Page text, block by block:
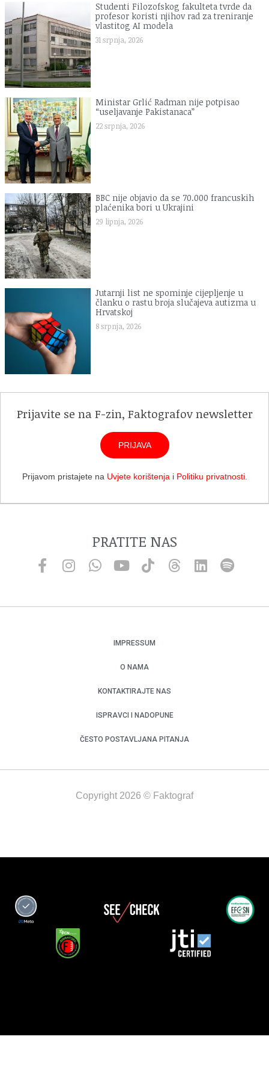
Studenti Filozofskog fakulteta tvrde da
profesor koristi njihov rad za treniranje
vlastitog AI modela
31 srpnja, 2026
Ministar Grlić Radman nije potpisao
“useljavanje Pakistanaca”
22 srpnja, 2026
BBC nije objavio da se 70.000 francuskih
plaćenika bori u Ukrajini
29 lipnja, 2026
Jutarnji list ne spominje cijepljenje u
članku o rastu broja slučajeva autizma u
Hrvatskoj
8 srpnja, 2026
Prijavite se na F-zin, Faktografov newsletter
PRIJAVA
Prijavom pristajete na Uvjete korištenja i Politiku privatnosti.
PRATITE NAS
IMPRESSUM
O NAMA
KONTAKTIRAJTE NAS
ISPRAVCI I NADOPUNE
ČESTO POSTAVLJANA PITANJA
Copyright 2026 © Faktograf